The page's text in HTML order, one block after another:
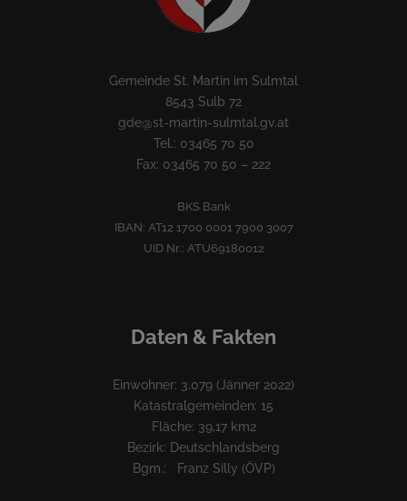
Gemeinde St. Martin im Sulmtal
8543 Sulb 72
gde@st-martin-sulmtal.gv.at
Tel.: 03465 70 50
Fax: 03465 70 50 – 222
BKS Bank
IBAN: AT12 1700 0001 7900 3007
UID Nr.: ATU69180012
Daten & Fakten
Einwohner: 3.079 (Jänner 2022)
Katastralgemeinden: 15
Fläche: 39,17 km2
Bezirk: Deutschlandsberg
Bgm.: Franz Silly (ÖVP)